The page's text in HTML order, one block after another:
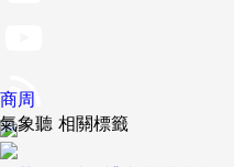
商周
氣象聽 相關標籤